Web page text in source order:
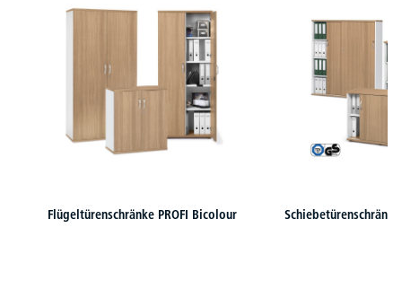
Flügeltürenschränke PROFI Bicolour